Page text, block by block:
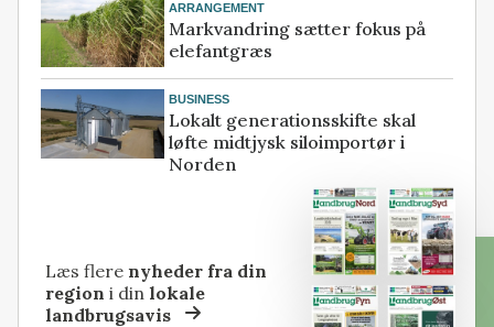
ARRANGEMENT
Markvandring sætter fokus på
elefantgræs
BUSINESS
Lokalt generationsskifte skal
løfte midtjysk siloimportør i
Norden
Læs flere nyheder fra din
region i dinlokale
landbrugsavis